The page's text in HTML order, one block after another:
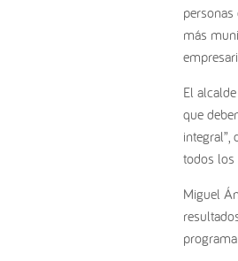
más
El
que
integral”,
todos los
Miguel